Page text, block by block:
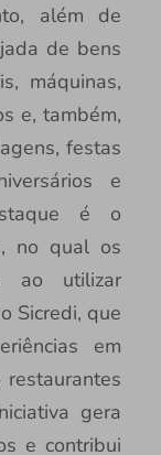
além de
de bens
máquinas,
e, também,
festas
e
é o
no qual os
ao utilizar
Sicredi, que
em
restaurantes
gera
e contribui